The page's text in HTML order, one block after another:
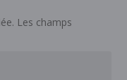
Les champs